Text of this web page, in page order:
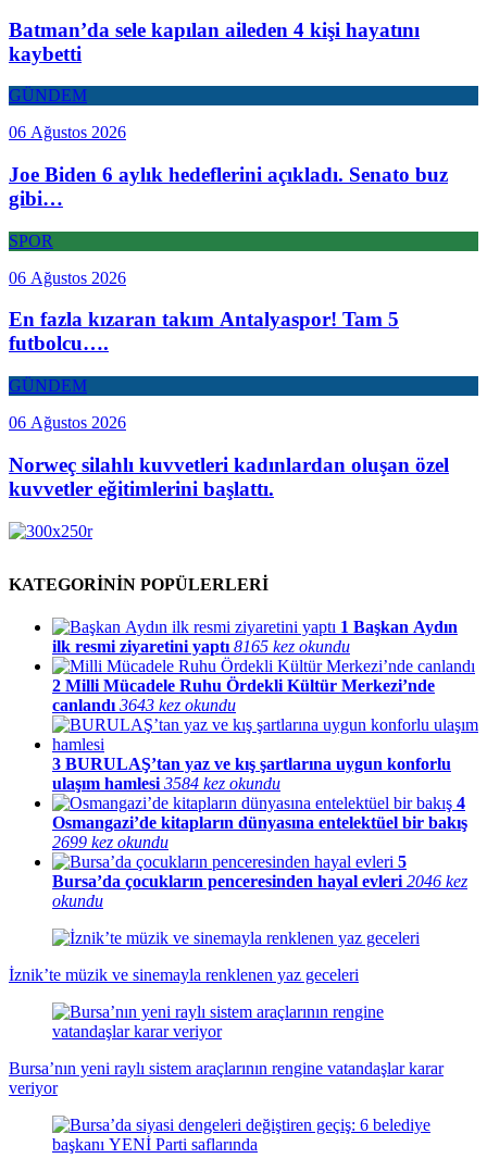
Batman’da sele kapılan aileden 4 kişi hayatını
kaybetti
GÜNDEM
06 Ağustos 2026
Joe Biden 6 aylık hedeflerini açıkladı. Senato buz
gibi…
SPOR
06 Ağustos 2026
En fazla kızaran takım Antalyaspor! Tam 5
futbolcu….
GÜNDEM
06 Ağustos 2026
Norweç silahlı kuvvetleri kadınlardan oluşan özel
kuvvetler eğitimlerini başlattı.
KATEGORİNİN POPÜLERLERİ
1 Başkan Aydın
ilk resmi ziyaretini yaptı 8165 kez okundu
2 Milli Mücadele Ruhu Ördekli Kültür Merkezi’nde
canlandı 3643 kez okundu
3 BURULAŞ’tan yaz ve kış şartlarına uygun konforlu
ulaşım hamlesi 3584 kez okundu
4
Osmangazi’de kitapların dünyasına entelektüel bir bakış
2699 kez okundu
5
Bursa’da çocukların penceresinden hayal evleri 2046 kez
okundu
İznik’te müzik ve sinemayla renklenen yaz geceleri
Bursa’nın yeni raylı sistem araçlarının rengine vatandaşlar karar
veriyor